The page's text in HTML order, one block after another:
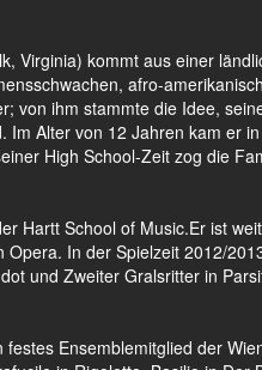
Virginia) kommt aus einer
afro-
von ihm stammte die Idee,
Alter von 12 Jahren kam er
High School-Zeit zog die
Hartt School of Music.Er ist
In der Spielzeit 2012/
und Zweiter Gralsritter in
Ensemblemitglied der